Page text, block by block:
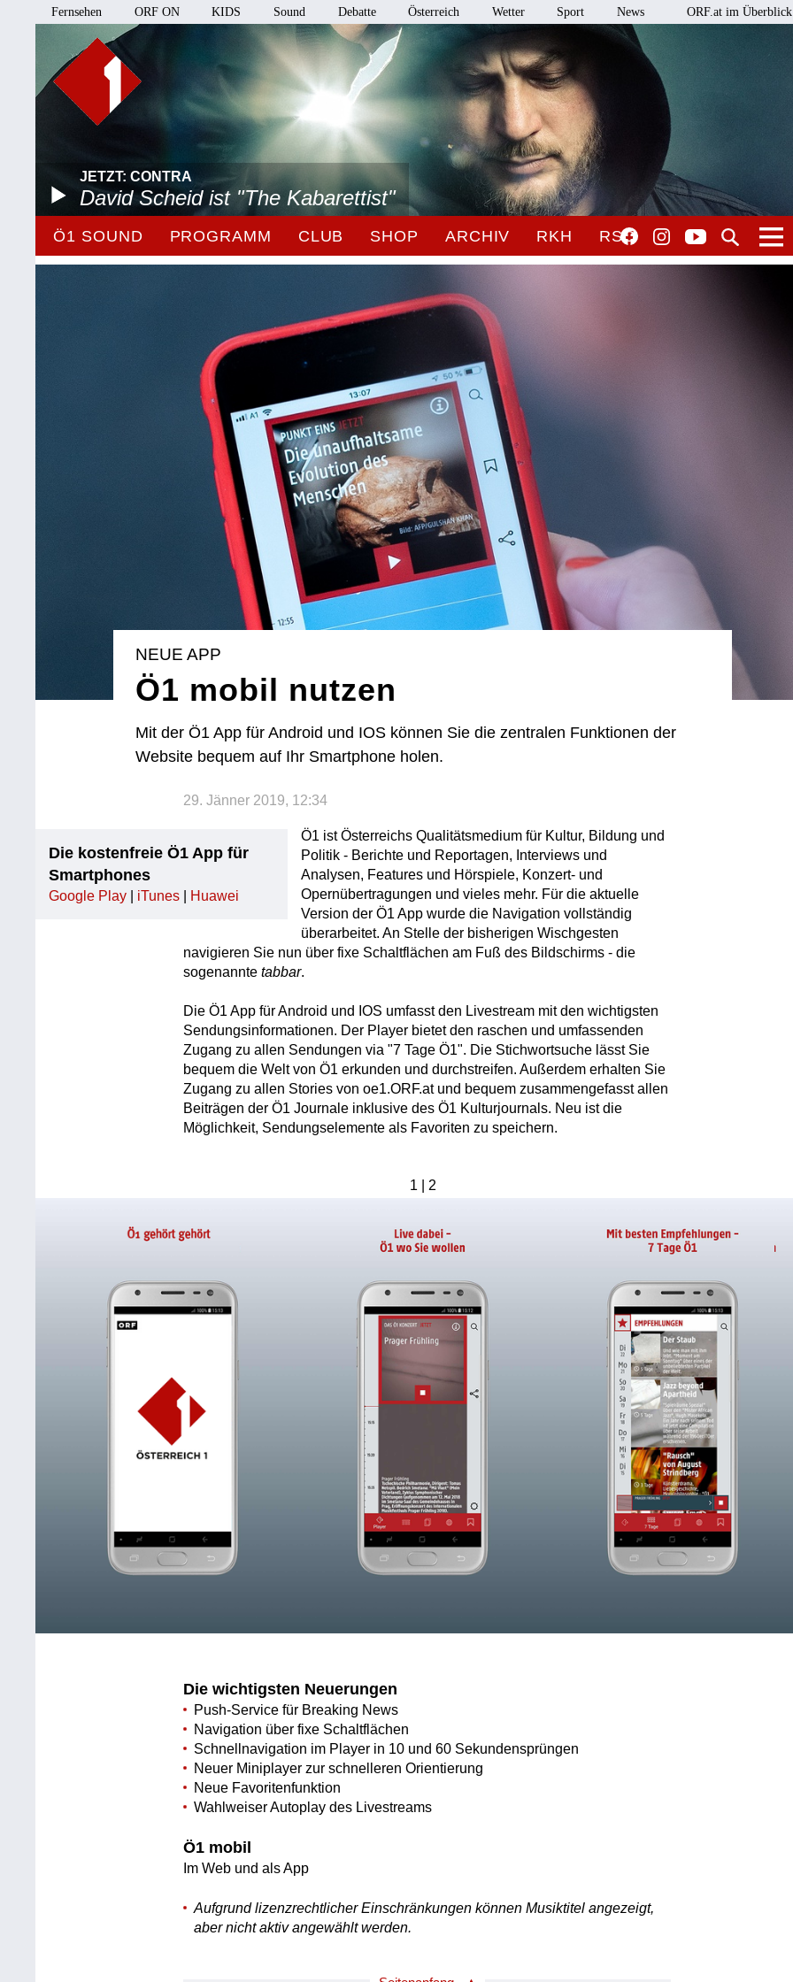
Fernsehen ORF ON KIDS Sound Debatte Österreich Wetter Sport News ORF.at im Überblick
JETZT: CONTRA
David Scheid ist "The Kabarettist"
Ö1 SOUND PROGRAMM CLUB SHOP ARCHIV RKH RSO
NEUE APP
Ö1 mobil nutzen
Mit der Ö1 App für Android und IOS können Sie die zentralen Funktionen der
Website bequem auf Ihr Smartphone holen.
29. Jänner 2019, 12:34
Die kostenfreie Ö1 App für
Smartphones
Google Play iTunes Huawei
Ö1 ist Österreichs Qualitätsmedium für Kultur, Bildung und
Politik - Berichte und Reportagen, Interviews und
Analysen, Features und Hörspiele, Konzert- und
Opernübertragungen und vieles mehr. Für die aktuelle
Version der Ö1 App wurde die Navigation vollständig
überarbeitet. An Stelle der bisherigen Wischgesten
navigieren Sie nun über fixe Schaltflächen am Fuß des Bildschirms - die
sogenanntetabbar.
Die Ö1 App für Android und IOS umfasst den Livestream mit den wichtigsten
Sendungsinformationen. Der Player bietet den raschen und umfassenden
Zugang zu allen Sendungen via "7 Tage Ö1". Die Stichwortsuche lässt Sie
bequem die Welt von Ö1 erkunden und durchstreifen. Außerdem erhalten Sie
Zugang zu allen Stories von oe1.ORF.at und bequem zusammengefasst allen
Beiträgen der Ö1 Journale inklusive des Ö1 Kulturjournals. Neu ist die
Möglichkeit, Sendungselemente als Favoriten zu speichern.
1 2
Die wichtigsten Neuerungen
Push-Service für Breaking News
Navigation über fixe Schaltflächen
Schnellnavigation im Player in 10 und 60 Sekundensprüngen
Neuer Miniplayer zur schnelleren Orientierung
Neue Favoritenfunktion
Wahlweiser Autoplay des Livestreams
Ö1 mobil
Im Web und als App
Aufgrund lizenzrechtlicher Einschränkungen können Musiktitel angezeigt,
aber nicht aktiv angewählt werden.